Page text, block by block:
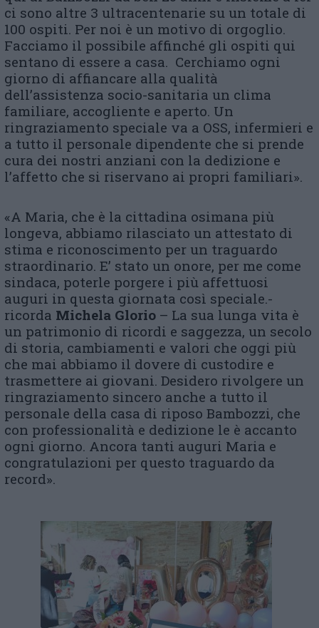
ci sono altre 3 ultracentenarie su un totale di
100 ospiti. Per noi è un motivo di orgoglio.
Facciamo il possibile affinché gli ospiti qui
sentano di essere a casa. Cerchiamo ogni
giorno di affiancare alla qualità
dell’assistenza socio-sanitaria un clima
familiare, accogliente e aperto. Un
ringraziamento speciale va a OSS, infermieri e
a tutto il personale dipendente che si prende
cura dei nostri anziani con la dedizione e
l’affetto che si riservano ai propri familiari».
«A Maria, che è la cittadina osimana più
longeva, abbiamo rilasciato un attestato di
stima e riconoscimento per un traguardo
straordinario. E’ stato un onore, per me come
sindaca, poterle porgere i più affettuosi
auguri in questa giornata così speciale.-
ricorda Michela Glorio – La sua lunga vita è
un patrimonio di ricordi e saggezza, un secolo
di storia, cambiamenti e valori che oggi più
che mai abbiamo il dovere di custodire e
trasmettere ai giovani. Desidero rivolgere un
ringraziamento sincero anche a tutto il
personale della casa di riposo Bambozzi, che
con professionalità e dedizione le è accanto
ogni giorno. Ancora tanti auguri Maria e
congratulazioni per questo traguardo da
record».